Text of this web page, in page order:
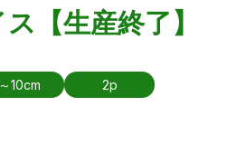
【生産終了】
～10cm
2p